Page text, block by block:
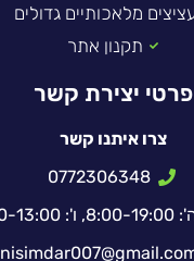
מלאכותיים גדולים
תקנון אתר
פרטי יצירת קשר
צרו איתנו קשר
0772306348
13:00